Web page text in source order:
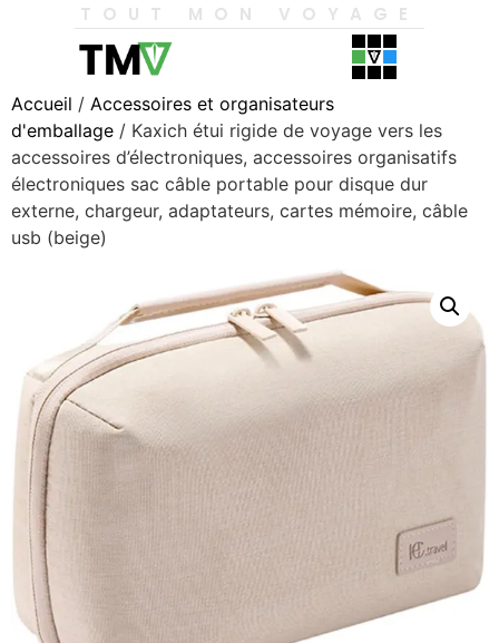
TOUT MON VOYAGE
Accueil / Accessoires et organisateurs
d'emballage / Kaxich étui rigide de voyage vers les
accessoires d’électroniques, accessoires organisatifs
électroniques sac câble portable pour disque dur
externe, chargeur, adaptateurs, cartes mémoire, câble
usb (beige)